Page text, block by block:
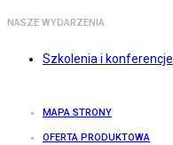
NASZE WYDARZENIA
Szkolenia i konferencje
MAPA STRONY
OFERTA PRODUKTOWA